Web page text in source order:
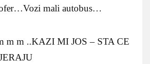
mali autobus…
m ..KAZI MI JOS – STA CE